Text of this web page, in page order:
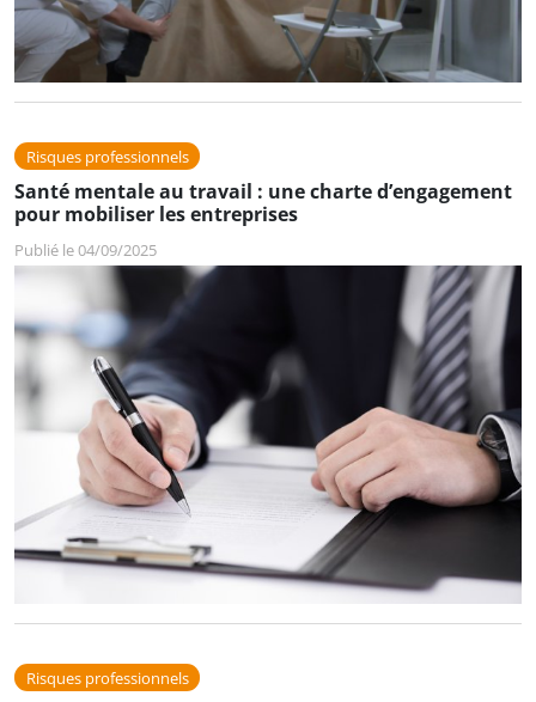
Risques professionnels
Santé mentale au travail : une charte d’engagement
pour mobiliser les entreprises
Publié le 04/09/2025
Risques professionnels